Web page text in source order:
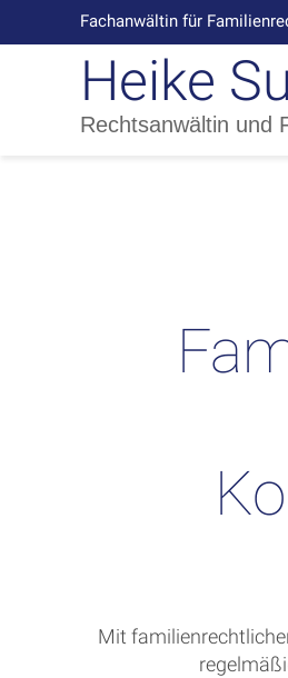
Fachanwältin für
Heike
Rechtsanwältin und
Mit